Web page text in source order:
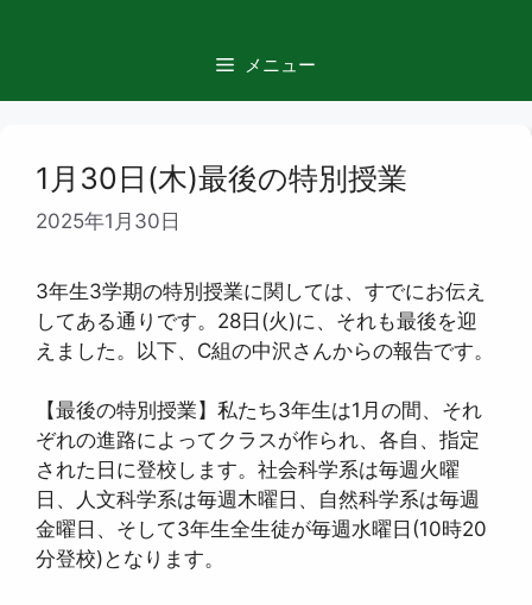
ン
メニュー
1月30日(木)最後の特別授業
2025年1月30日
3年生3学期の特別授業に関しては、すでにお伝え
してある通りです。28日(火)に、それも最後を迎
えました。以下、C組の中沢さんからの報告です。
【最後の特別授業】私たち3年生は1月の間、それ
ぞれの進路によってクラスが作られ、各自、指定
された日に登校します。社会科学系は毎週火曜
日、人文科学系は毎週木曜日、自然科学系は毎週
金曜日、そして3年生全生徒が毎週水曜日(10時20
分登校)となります。